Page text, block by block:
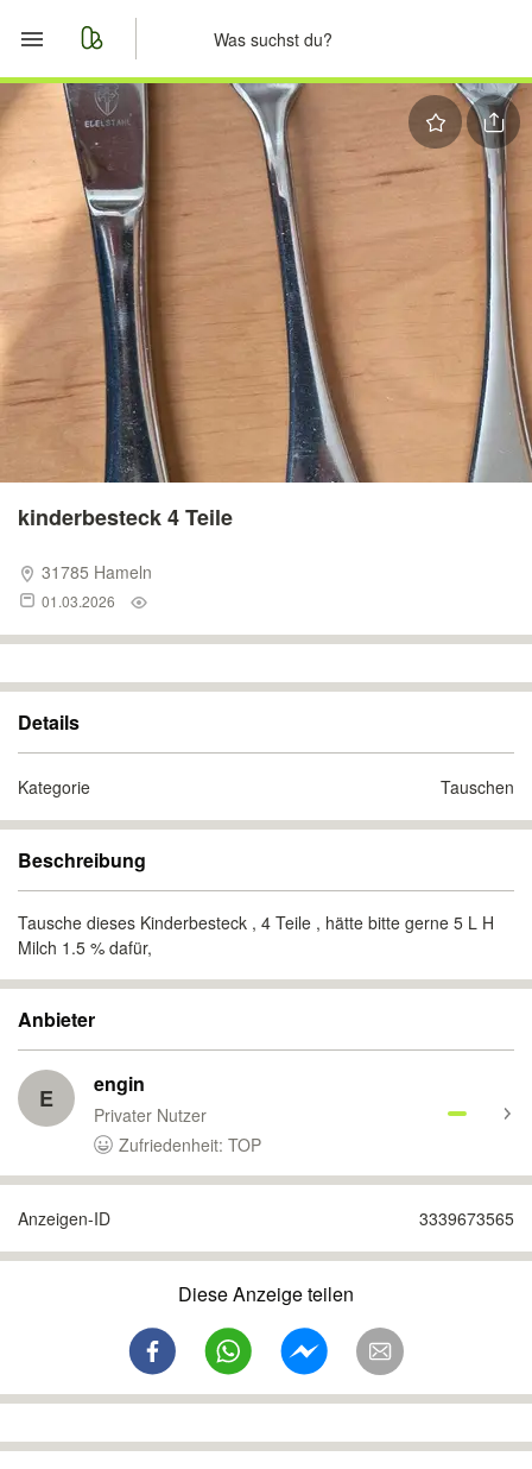
Start
Merkliste
Nachrichten
Anzeige aufgeben
kinderbesteck 4 Teile
31785 Hameln
01.03.2026
Details
Kategorie Tauschen
Beschreibung
Tausche dieses Kinderbesteck , 4 Teile , hätte bitte gerne 5 L H
Milch 1.5 % dafür,
Anbieter
E engin
Privater Nutzer
Zufriedenheit: TOP
Anzeigen-ID 3339673565
Diese Anzeige teilen